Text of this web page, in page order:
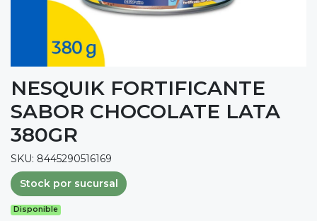
NESQUIK FORTIFICANTE
SABOR CHOCOLATE LATA
380GR
SKU: 8445290516169
Stock por sucursal
Disponible